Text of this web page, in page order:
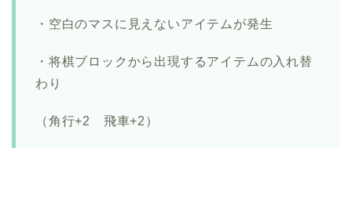
・空白のマスに見えないアイテムが発生
・将棋ブロックから出現するアイテムの入れ替
わり
（角行+2 飛車+2）